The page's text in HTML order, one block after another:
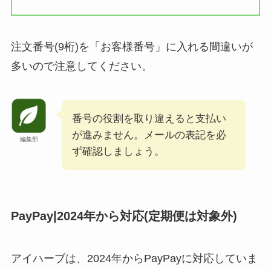
注文番号(9桁)を「お客様番号」に入れる間違いが
多いので注意してください。
編集部
番号の役割を取り違えると支払い
が進みません。メールの表記を必
ず確認しましょう。
PayPay|2024年から対応(定期便は対象外)
アイハーブは、2024年からPayPayに対応していま